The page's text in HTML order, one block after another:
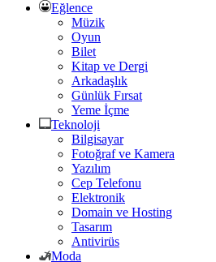
Eğlence
Müzik
Oyun
Bilet
Kitap ve Dergi
Arkadaşlık
Günlük Fırsat
Yeme İçme
Teknoloji
Bilgisayar
Fotoğraf ve Kamera
Yazılım
Cep Telefonu
Elektronik
Domain ve Hosting
Tasarım
Antivirüs
Moda